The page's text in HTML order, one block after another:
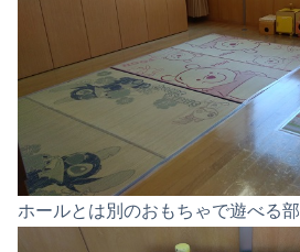
ホールとは別のおもちゃで遊べる部